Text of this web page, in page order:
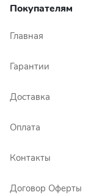
Покупателям
Главная
Гарантии
Доставка
Оплата
Контакты
Договор Оферты